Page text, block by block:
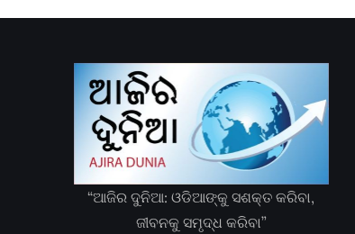
“ଆଜିର ଦୁନିଆ: ଓଡିଆଙ୍କୁ ସଶକ୍ତ କରିବା,
ଜୀବନକୁ ସମୃଦ୍ଧ କରିବା”